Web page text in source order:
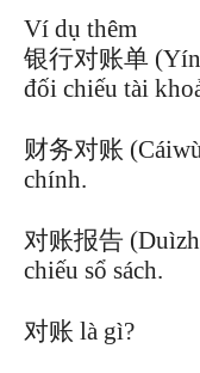
Ví dụ thêm
银行对账单
đối chiếu tài
财务对账
chính.
对账报告
chiếu sổ sách.
对账 là gì?